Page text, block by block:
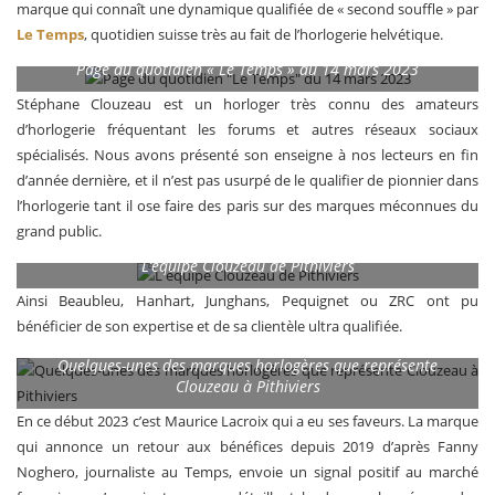
marque qui connaît une dynamique qualifiée de « second souffle » par
Le Temps, quotidien suisse très au fait de l’horlogerie helvétique.
Page du quotidien « Le Temps » du 14 mars 2023
Stéphane Clouzeau est un horloger très connu des amateurs
d’horlogerie fréquentant les forums et autres réseaux sociaux
spécialisés. Nous avons présenté son enseigne à nos lecteurs en fin
d’année dernière, et il n’est pas usurpé de le qualifier de pionnier dans
l’horlogerie tant il ose faire des paris sur des marques méconnues du
grand public.
L’équipe Clouzeau de Pithiviers
Ainsi Beaubleu, Hanhart, Junghans, Pequignet ou ZRC ont pu
bénéficier de son expertise et de sa clientèle ultra qualifiée.
Quelques-unes des marques horlogères que représente
Clouzeau à Pithiviers
En ce début 2023 c’est Maurice Lacroix qui a eu ses faveurs. La marque
qui annonce un retour aux bénéfices depuis 2019 d’après Fanny
Noghero, journaliste au Temps, envoie un signal positif au marché